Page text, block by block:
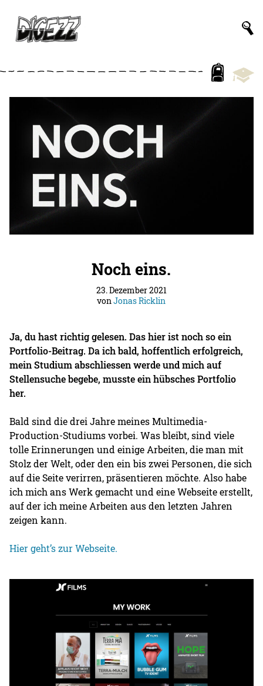
Noch eins.
23. Dezember 2021
vonJonas Ricklin
Ja, du hast richtig gelesen. Das hier ist noch so ein
Portfolio-Beitrag. Da ich bald, hoffentlich erfolgreich,
mein Studium abschliessen werde und mich auf
Stellensuche begebe, musste ein hübsches Portfolio
her.
Bald sind die drei Jahre meines Multimedia-
Production-Studiums vorbei. Was bleibt, sind viele
tolle Erinnerungen und einige Arbeiten, die man mit
Stolz der Welt, oder den ein bis zwei Personen, die sich
auf die Seite verirren, präsentieren möchte. Also habe
ich mich ans Werk gemacht und eine Webseite erstellt,
auf der ich meine Arbeiten aus den letzten Jahren
zeigen kann.
Hier geht’s zur Webseite.